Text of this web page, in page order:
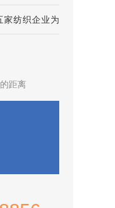
家纺织企业为
距离